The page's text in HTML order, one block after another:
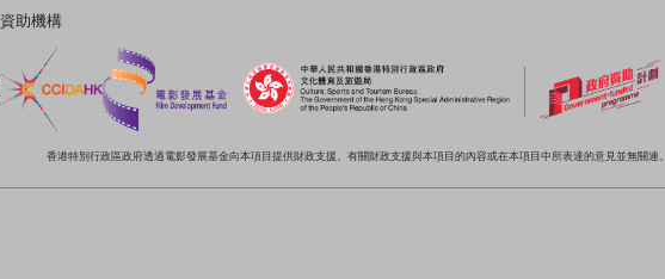
資助機構
香港特別行政區政府透過電影發展基金向本項目提供財政支援。有關財政支援與本項目的內容或在本項目中所表達的意見並無關連。